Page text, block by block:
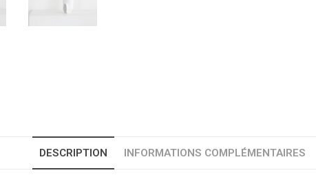
DESCRIPTION INFORMATIONS COMPLÉMENTAIRES